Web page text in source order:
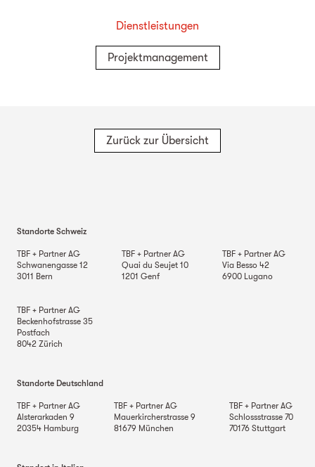
Dienstleistungen
Projektmanagement
Zurück zur Übersicht
Standorte Schweiz
TBF + Partner AG
Schwanengasse 12
3011 Bern
TBF + Partner AG
Quai du Seujet 10
1201 Genf
TBF + Partner AG
Via Besso 42
6900 Lugano
TBF + Partner AG
Beckenhofstrasse 35
Postfach
8042 Zürich
Standorte Deutschland
TBF + Partner AG
Alsterarkaden 9
20354 Hamburg
TBF + Partner AG
Mauerkircherstrasse 9
81679 München
TBF + Partner AG
Schlossstrasse 70
70176 Stuttgart